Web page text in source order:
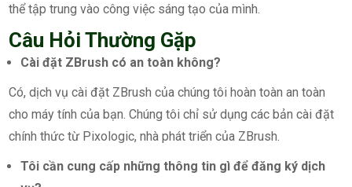
thể tập trung vào công việc sáng tạo của mình.
Câu Hỏi Thường Gặp
Cài đặt ZBrush có an toàn không?
Có, dịch vụ cài đặt ZBrush của chúng tôi hoàn toàn an toàn
cho máy tính của bạn. Chúng tôi chỉ sử dụng các bản cài đặt
chính thức từ Pixologic, nhà phát triển của ZBrush.
Tôi cần cung cấp những thông tin gì để đăng ký dịch